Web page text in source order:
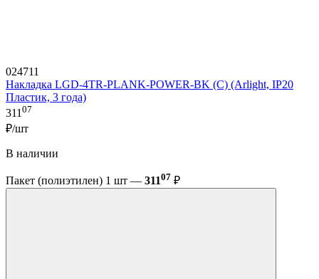
024711
Накладка LGD-4TR-PLANK-POWER-BK (C) (Arlight, IP20
Пластик, 3 года)
31107
₽/шт
В наличии
Пакет (полиэтилен) 1 шт — 31107 ₽